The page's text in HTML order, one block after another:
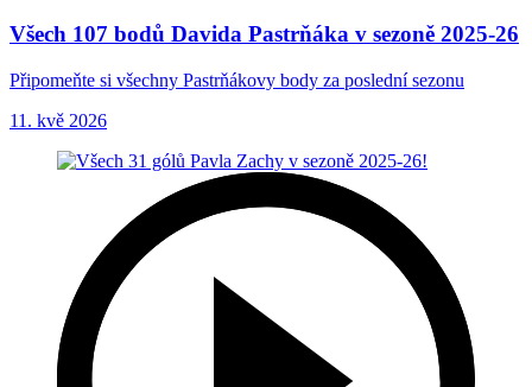
Všech 107 bodů Davida Pastrňáka v sezoně 2025-26
Připomeňte si všechny Pastrňákovy body za poslední sezonu
11. kvě 2026